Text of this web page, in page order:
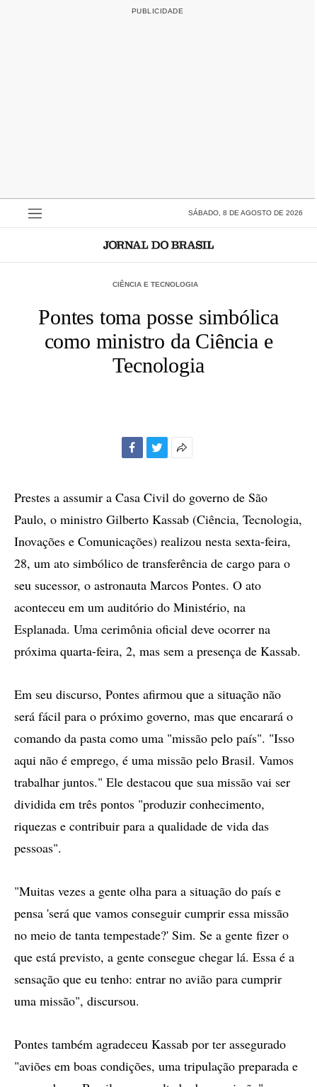
SÁBADO, 8 DE AGOSTO DE 2026
CIÊNCIA E TECNOLOGIA
Pontes toma posse simbólica
como ministro da Ciência e
Tecnologia
compartilhamento
Prestes a assumir a Casa Civil do governo de São
Paulo, o ministro Gilberto Kassab (Ciência, Tecnologia,
Inovações e Comunicações) realizou nesta sexta-feira,
28, um ato simbólico de transferência de cargo para o
seu sucessor, o astronauta Marcos Pontes. O ato
aconteceu em um auditório do Ministério, na
Esplanada. Uma cerimônia oficial deve ocorrer na
próxima quarta-feira, 2, mas sem a presença de Kassab.
Em seu discurso, Pontes afirmou que a situação não
será fácil para o próximo governo, mas que encarará o
comando da pasta como uma "missão pelo país". "Isso
aqui não é emprego, é uma missão pelo Brasil. Vamos
trabalhar juntos." Ele destacou que sua missão vai ser
dividida em três pontos "produzir conhecimento,
riquezas e contribuir para a qualidade de vida das
pessoas".
"Muitas vezes a gente olha para a situação do país e
pensa 'será que vamos conseguir cumprir essa missão
no meio de tanta tempestade?' Sim. Se a gente fizer o
que está previsto, a gente consegue chegar lá. Essa é a
sensação que eu tenho: entrar no avião para cumprir
uma missão", discursou.
Pontes também agradeceu Kassab por ter assegurado
"aviões em boas condições, uma tripulação preparada e